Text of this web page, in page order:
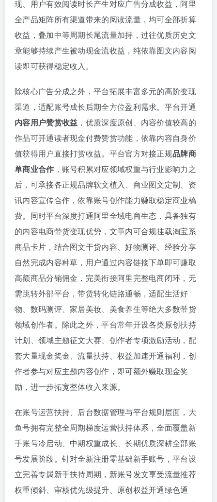
现、用户有效阅读时长产生对应广告分成收益，阿里
全产品矩阵所有渠道带来的阅读流量，均可全部折算
收益，叠加中等周期长尾流量加持，过往优质历史文
章能够持续产生被动现金流收益，纯依靠图文内容阅
读即可获得稳定收入。
除核心广告分成之外，平台拓展丰富多元的高阶变现
渠道，适配账号成长后期全方位盈利需求。平台开通
内容用户赞赏收益 ，优质深度原创、内容价值较高的
作品可开通读者现金付费赞赏功能，依靠内容自身价
值获得用户直接打赏收益。平台官方对接正规品牌商
单商业合作 ，账号积累对应领域权重与行业影响力之
后，可承接各正规品牌软文植入、商业图文定制、资
讯内容宣传合作，依靠账号创作能力赚取稳定商业稿
费。同时平台深度打通阿里全域电商生态，具备独有
的内容电商带货变现优势，文章内可合规挂载淘宝系
商品卡片，结合图文干货内容、好物测评、经验分享
自然完成内容种草，用户通过内容链接下单即可赚取
高额商品分销佣金，完美衔接阿里完整电商闭环，无
需跳转外部平台，带货转化链路通畅，适配生活好
物、数码测评、家居美妆、美食养生等绝大多数带货
领域创作者。除此之外，平台常年开设各类原创扶持
计划、领域主题征文大赛、创作者专项激励活动，配
套大量现金奖金、流量扶持、权益加速开通福利，创
作者参与对应主题内容创作，即可额外赚取现金奖
励，进一步拓宽整体收入来源。
在账号运营扶持、后台数据管理与平台规则层面，大
鱼号拥有完整全周期梯度运营扶持体系，全面覆盖新
手账号冷启动、中期权重成长、长期优质深耕全部账
号发展阶段。针对全新注册零基础新手账号，平台设
立完善专属新手扶持周期，新账号发文享受流量推荐
权重倾斜、审核优先级提升、原创权益开通绿色通